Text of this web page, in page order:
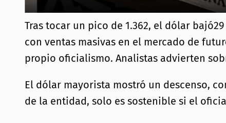
Tras tocar un pico de 1.362, el dólar
con ventas masivas en el mercado de
propio oficialismo. Analistas advierten
El dólar mayorista mostró un descenso,
de la entidad, solo es sostenible si el